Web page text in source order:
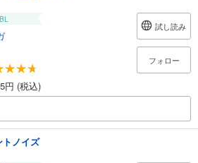
BL
円 (税込)
試し読み
フォロー
ノイズ